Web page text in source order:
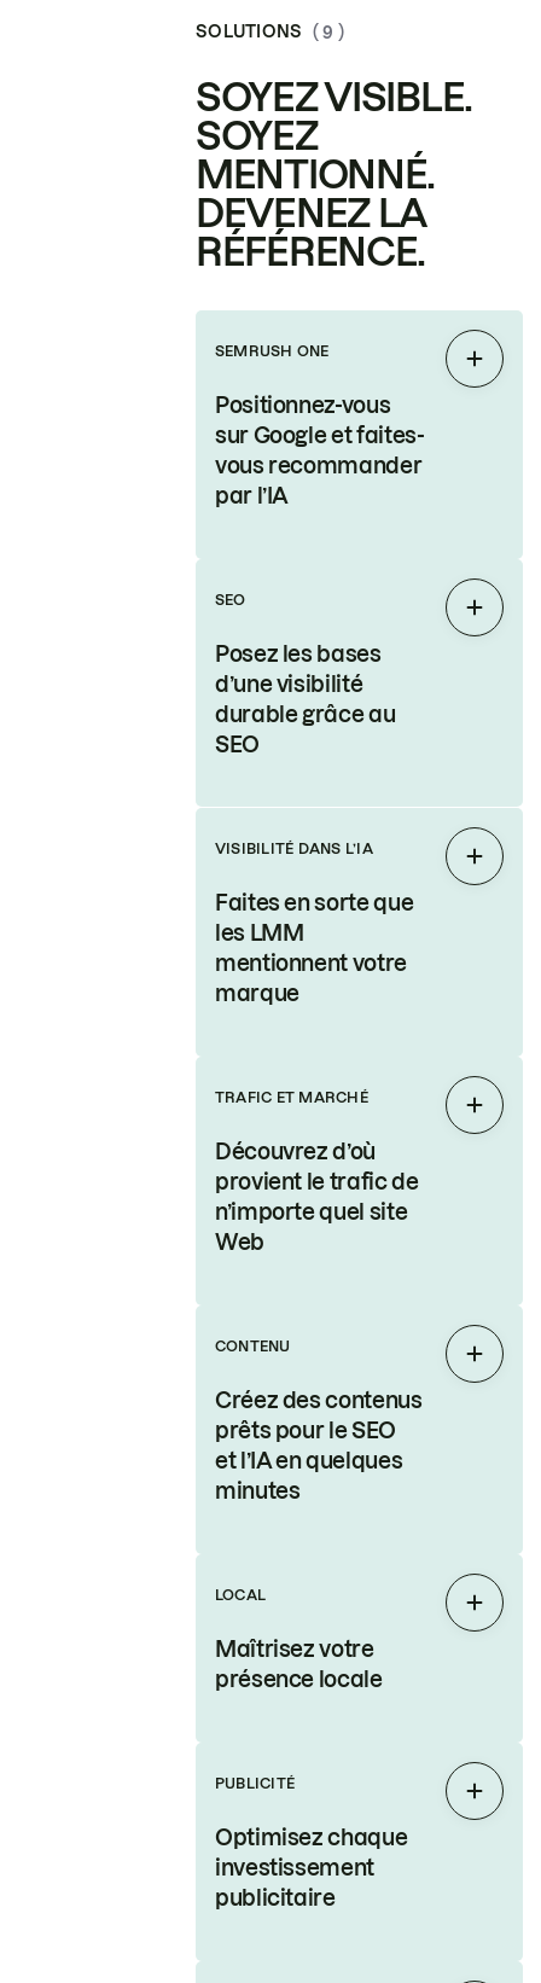
SOLUTIONS ( 9 )
SOYEZ VISIBLE.
SOYEZ
MENTIONNÉ.
DEVENEZ LA
RÉFÉRENCE.
SEMRUSH ONE
Positionnez-vous
sur Google et faites-
vous recommander
par l’IA
SEO
Posez les bases
d’une visibilité
durable grâce au
SEO
VISIBILITÉ DANS L’IA
Faites en sorte que
les LMM
mentionnent votre
marque
TRAFIC ET MARCHÉ
Découvrez d’où
provient le trafic de
n’importe quel site
Web
CONTENU
Créez des contenus
prêts pour le SEO
et l’IA en quelques
minutes
LOCAL
Maîtrisez votre
présence locale
PUBLICITÉ
Optimisez chaque
investissement
publicitaire